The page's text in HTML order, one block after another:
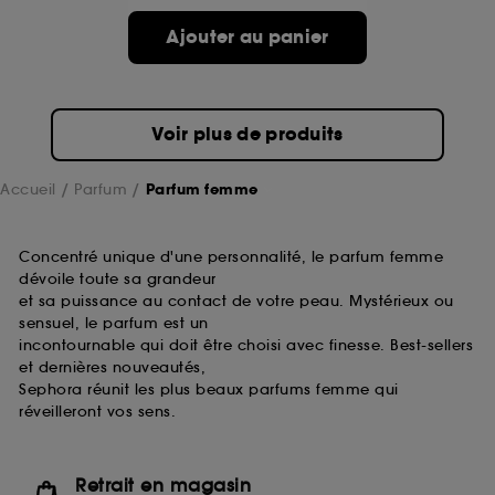
Ajouter au panier
Voir plus de produits
Accueil Parfum Parfum femme
Concentré unique d'une personnalité, le parfum femme
dévoile toute sa grandeur
et sa puissance au contact de votre peau. Mystérieux ou
sensuel, le parfum est un
incontournable qui doit être choisi avec finesse. Best-sellers
et dernières nouveautés,
Sephora réunit les plus beaux parfums femme qui
réveilleront vos sens.
Retrait en magasin
de ces cookies grâce au bouton "personnaliser mes
choix" ci-dessous ou décider de "tout accepter".
Sephora pourra associer les informations de
collectées ou générées lors de votre activité en ligne
ou en magasin. Pour refuser tous les cookies, cliques
sur "continuer sans accepter". Voous pouvez à tout
souhaitez obtenir plus d'information sur les cookies